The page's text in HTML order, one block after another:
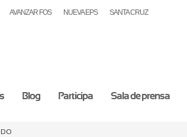
AVANZAR FOS NUEVA EPS SANTA CRUZ
Blog Participa Sala de prensa